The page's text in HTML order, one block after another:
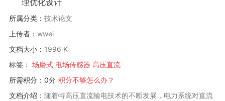
理优化设计
所属分类：技术论文
上传者：wwei
文档大小： 1996 K
标签：
场磨式 电场传感器 高压直流
所需积分：0分 积分不够怎么办？
文档介绍：随着特高压直流输电技术的不断发展，电力系统对直流